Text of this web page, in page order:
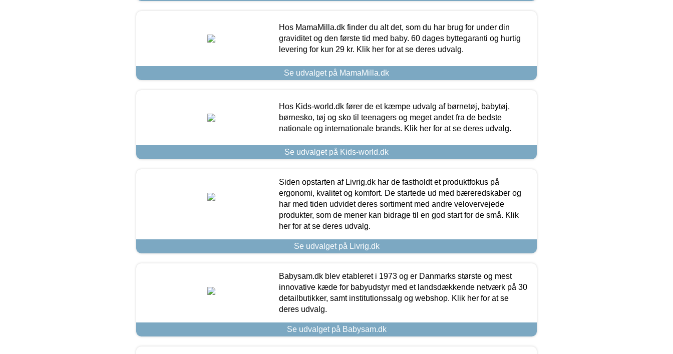
Hos MamaMilla.dk finder du alt det, som du har brug for under din
graviditet og den første tid med baby. 60 dages byttegaranti og hurtig
levering for kun 29 kr. Klik her for at se deres udvalg.
Se udvalget på MamaMilla.dk
Hos Kids-world.dk fører de et kæmpe udvalg af børnetøj, babytøj,
børnesko, tøj og sko til teenagers og meget andet fra de bedste
nationale og internationale brands. Klik her for at se deres udvalg.
Se udvalget på Kids-world.dk
Siden opstarten af Livrig.dk har de fastholdt et produktfokus på
ergonomi, kvalitet og komfort. De startede ud med bæreredskaber og
har med tiden udvidet deres sortiment med andre velovervejede
produkter, som de mener kan bidrage til en god start for de små. Klik
her for at se deres udvalg.
Se udvalget på Livrig.dk
Babysam.dk blev etableret i 1973 og er Danmarks største og mest
innovative kæde for babyudstyr med et landsdækkende netværk på 30
detailbutikker, samt institutionssalg og webshop. Klik her for at se
deres udvalg.
Se udvalget på Babysam.dk